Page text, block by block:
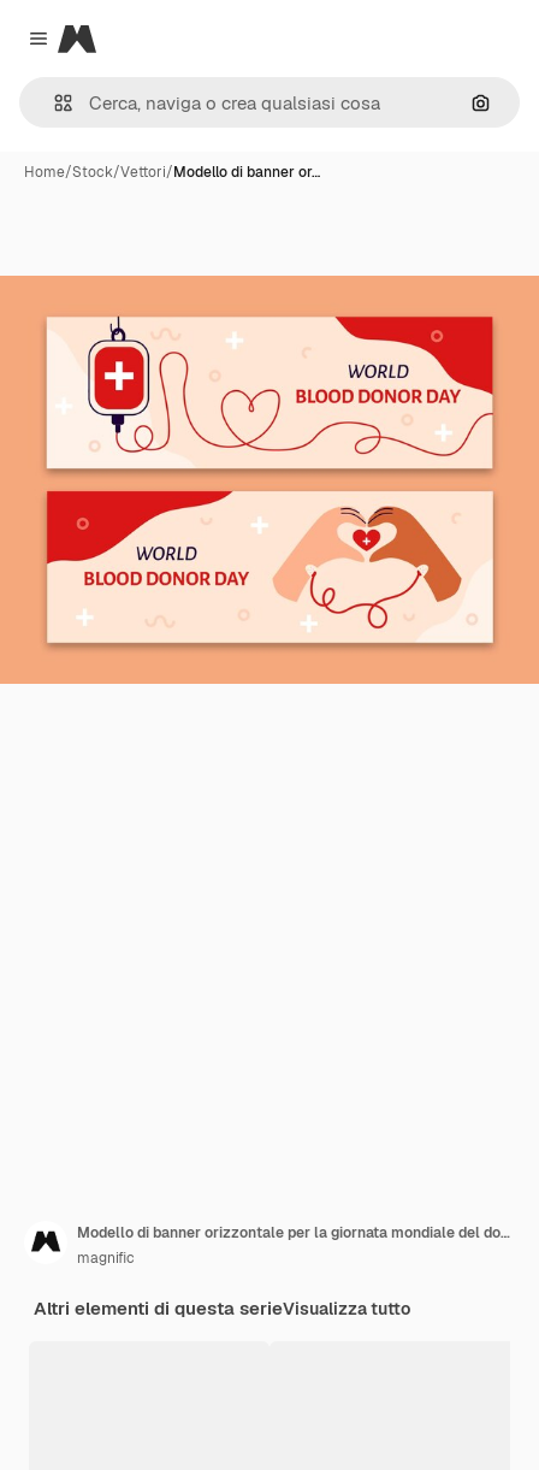
Close menu
Magnific
Cerca
Home/Stock/Vettori/Modello di banner or…
Modello di banner orizzontale per la giornata mondiale del donatore di sangue piatto
magnific
Altri elementi di questa serieVisualizza tutto